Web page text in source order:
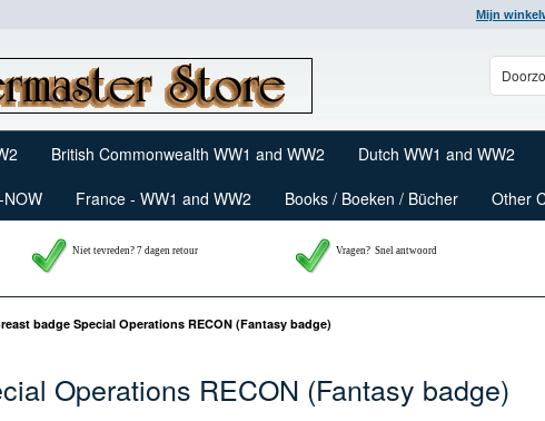
Mijn
British Commonwealth WW1 and WW2
Dutch WW1 and WW2
NOW France - WW1 and WW2 Books / Boeken / Bücher Other
Niet tevreden? 7 dagen retour Vragen? Snel antwoord
badge Special Operations RECON (Fantasy badge)
Operations RECON (Fantasy badge)